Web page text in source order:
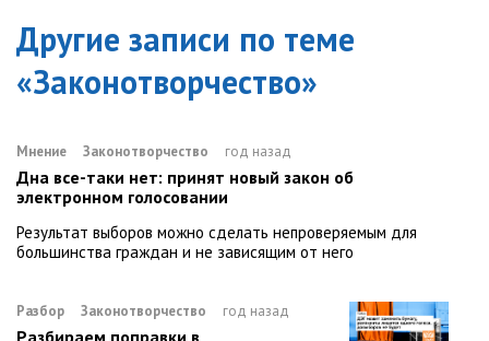
Другие записи по теме
«Законотворчество»
Мнение Законотворчество год назад
Дна все-таки нет: принят новый закон об
электронном голосовании
Результат выборов можно сделать непроверяемым для
большинства граждан и не зависящим от него
Разбор Законотворчество год назад
Разбираем поправки в